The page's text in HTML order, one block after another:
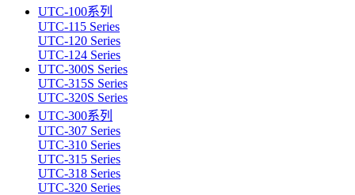
UTC-100系列
UTC-115 Series
UTC-120 Series
UTC-124 Series
UTC-300S Series
UTC-315S Series
UTC-320S Series
UTC-300系列
UTC-307 Series
UTC-310 Series
UTC-315 Series
UTC-318 Series
UTC-320 Series